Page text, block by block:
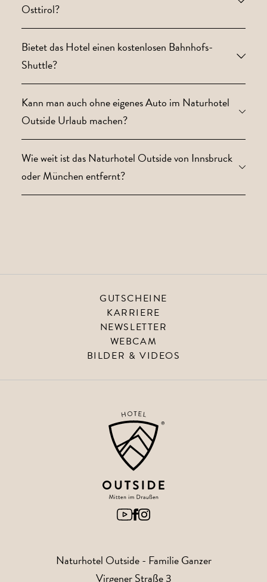
Osttirol?
Bietet das Hotel einen kostenlosen Bahnhofs-
Shuttle?
Kann man auch ohne eigenes Auto im Naturhotel
Outside Urlaub machen?
Wie weit ist das Naturhotel Outside von Innsbruck
oder München entfernt?
GUTSCHEINE
KARRIERE
NEWSLETTER
WEBCAM
BILDER & VIDEOS
Naturhotel Outside- Familie Ganzer
Virgener Straße 3